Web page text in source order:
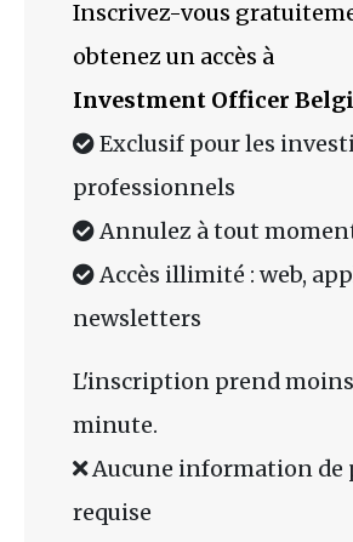
Inscrivez-vous
obtenez un accès à
Investment Officer
Exclusif pour les
professionnels
Annulez à tout
Accès illimité : web,
newsletters
L'inscription prend
minute.
Aucune information de
requise